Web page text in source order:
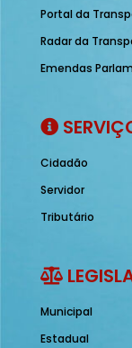
Portal da
Radar da
Emendas
Cidadão
Servidor
Tributário
Municipal
Estadual